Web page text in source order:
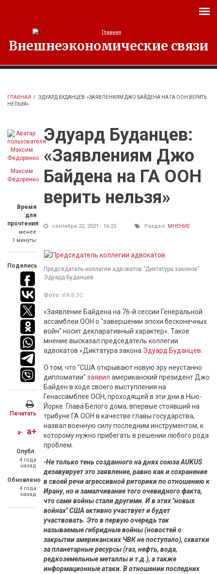
Внешнеэкономические связи
ГЛАВНАЯ / ЭДУАРД БУДАНЦЕВ: «ЗАЯВЛЕНИЯМ ДЖО БАЙДЕНА НА ГА ООН ВЕРИТЬ
НЕЛЬЗЯ»
Максим
Федоренко
Время
для
прочтения
менее
1 минуты
Поделись
Печатать
a- a+
Опубл.
4 года
назад
Обновлено
4 года
назад
Эдуард Буданцев:
«Заявлениям Джо
Байдена на ГА ООН
верить нельзя»
сентября 22, 2021 - 16:25 Раздел: МНЕНИЕ
Председатель коллегии адвокатов "Диктатура законов"
Эдуард Буданцев
Фото: ИА ВЭС
«Заявление Байдена на 76-й сессии Генеральной
ассамблеи ООН о "завершении эпохи бесконечных
войн" носит декларативный характер». Такое
мнение высказал председатель коллегии
адвокатов «Диктатура закона Эдуард Буданцев
О том, что "США открывают новую эру неустанно
дипломатии" заявил американский президент Джо
Байден в ходе своего выступления на
Генассамблее ООН, проходящей в эти дни в Нью-
Йорке. Глава Белого дома, впервые стоявший на
трибуне ГА ООН в качестве главы государства,
назвал военную силу последним инструментом, к
которому нужно прибегать в решении любого рода
проблем.
-Не только тень созданного на днях союза AUKUS
дезавуирует это заявление, равно как и сохранение
в своей речи агрессивной риторики по отношению к
Ирану, но и замалчивание того очевидного факта,
что сами войны стали другими. И в этих "новых
войнах" США активно участвует и будет
участвовать. Это в первую очередь так
называемые гибридные войны (новостей о
закрытии американских ЧВК не поступало), схватки
за планетарные ресурсы (газ, нефть, вода,
редкоземельные металлы и т.д.), а также
информационные атаки. В отношении последних